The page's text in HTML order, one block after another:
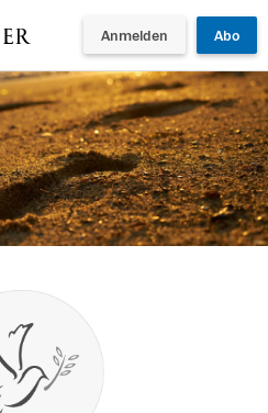
Anmelden Abo